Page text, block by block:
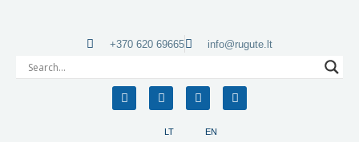
LT EN
+370 620 69665 info@rugute.lt